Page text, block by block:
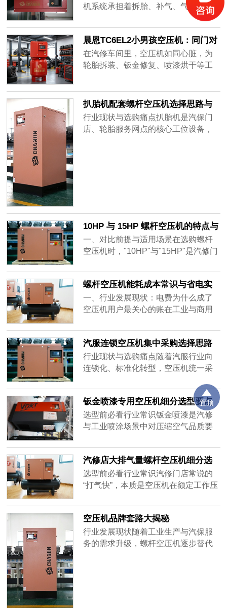
锁汽服单店升级换代的热门选择。行
业调研显示，该排量段也是参数虚标
的重灾区，两个高频误区需要重点避
开......
机系统承担着拆胎、补气、气动工具
驱动、精密检测等全工位供气职能，
随着门店运营年限增长，早期的活塞
机、传统分体螺杆机普遍暴露出噪音
扰民、机头积水、能耗偏高、故障频
发等问题，空压机改造成为很多门店
水平低......
晨恩TC6EL2小男孩空压机：同门对
比里的"超性价比款"，却藏着旗舰
级的品质
在汽修车间里，空压机如同心脏，为
轮胎拆装、钣金修复、喷漆烘干等工
台真正适配汽修场景的空压机？晨恩
TC6EL2“小男孩”的定位或许值得留意
——在晨恩自有产品序列中，它被定
义为超性价比机型，但配置表却是旗
扒胎机配套螺杆空压机选择思路与
参考
行业现状与选购痛点扒胎机是汽保门
店、轮胎服务网点的核心工位设备，
业体验......
10HP 与 15HP 螺杆空压机的特点与
差异
一、对比前提与适用场景在选购螺杆
空压机时，"10HP"与"15HP"是汽修门
档位。换算为国际单位，10HP约对应
7.5kW，15HP约对应11kW，两者同
属中小功率集成式螺杆空压机范畴，
核心差异在于排气量、适配用气规模
键在于是否匹配自身用气场景。需要
说明的是......
螺杆空压机能耗成本常识与省电实
操避坑指南
一、行业发展现状：电费为什么成了
空压机用户最关心的账在工业与商用
中国通用机械工业协会公开数据，一
台空压机全生命周期的电费支出，通
常占其总持有成本的70%以上——也
就是说，买机器的钱只是"入场券"，真
此同时，国内在用空压机系统的综合
能......
汽服连锁空压机集中采购选择思路
与参考
行业现状与选购痛点随着汽服行业向
连锁化、标准化转型，空压机统一采
核心环节。连锁品牌既要保障全国门
店供气稳定、合规达标，也要实现质
保政策、运维体系、服务标准的全国
统一，降低整体运营与管理成本，同
的差异化用气需求。当前汽服连锁采
购空压机普遍面临四类核心痛点：一
是跨区域服务能力参差不齐，部分品
牌仅核心城市有服务网点，下沉市场
门店营收，且不同区域服务标准不统
一，总部难以管控；二是场景适配难
度大，连锁门店规模差异大，单一型
号无法覆盖全场景，多型号采购又会
钣金喷漆专用空压机细分选型要点
解析
选型前必看行业常识钣金喷漆是汽修
与工业喷涂场景中对压缩空气品质要
光泽度与附着力，直接与气源的压力
稳定性、含油量、含水量挂钩。气压
波动会造成喷枪出漆量不均，引发橘
皮、流挂、色差；气源含油会导致漆
鱼眼、起泡等缺陷，单次返工的耗材
与工时成本往往远超设备采购差价。
汽修店大排气量螺杆空压机细分选
型要点解析
选型前必看行业常识汽修门店常说的
“打气快”，本质是空压机在额定工作压
升响应迅速，这直接决定了拆胎机、
气动扳手、充气设备的作业效率，是
汽保场景选型的核心性能指标。
空压机品牌套路大揭秘
行业发展现状随着工业生产与汽保服
务的需求升级，螺杆空压机逐步替代
置顶